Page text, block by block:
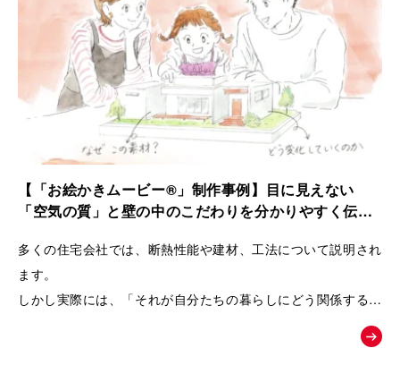
【「お絵かきムービー®」制作事例】目に見えない
「空気の質」と壁の中のこだわりを分かりやすく伝え
多くの住宅会社では、断熱性能や建材、工法について説明され
ます。
しかし実際には、「それが自分たちの暮らしにどう関係するの
か」が伝わりにくく、お客様の記憶に残りにくいという課題が